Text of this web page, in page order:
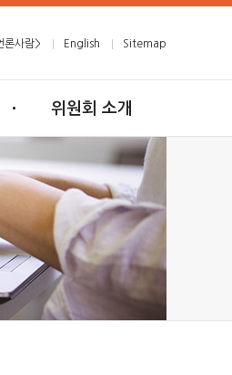
론사람> English Sitemap
위원회 소개